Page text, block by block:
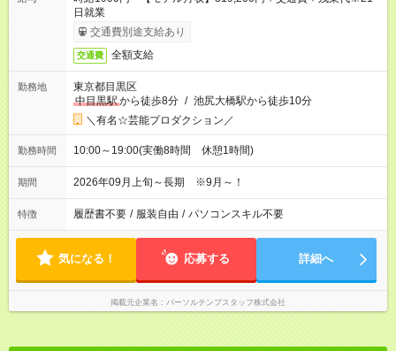
日就業
交通費別途支給あり
交通費 全額支給
勤務地
東京都目黒区
中目黒駅から徒歩8分 / 池尻大橋駅から徒歩10分
＼有名☆芸能プロダクション／
勤務時間 10:00～19:00(実働8時間 休憩1時間)
期間 2026年09月上旬～長期 ※9月～！
特徴 履歴書不要 / 服装自由 / パソコンスキル不要
気になる！ 応募する 詳細へ
掲載元企業名 パーソルテンプスタッフ株式会社